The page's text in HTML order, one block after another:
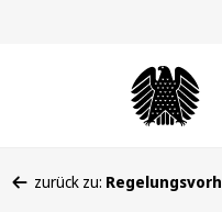
befinden
zurück zu: